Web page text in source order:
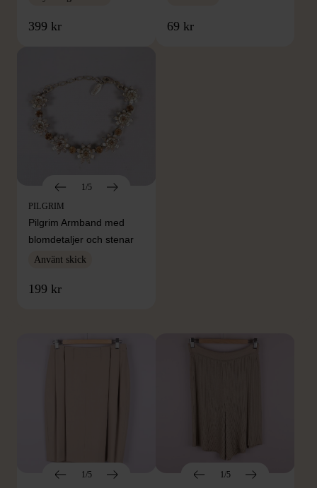
399 kr 69 kr
1/5
PILGRIM
Pilgrim Armband med
blomdetaljer och stenar
Använt skick
199 kr
FRÅN SAMMA VARUMÄRKE
1/5
1/5